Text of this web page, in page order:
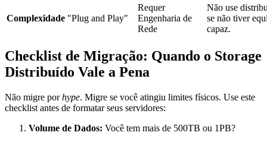
Complexidade "Plug and Play"
Requer
Engenharia de
Rede
Não use
se não tiver
capaz.
Checklist de Migração: Quando o Storage
Distribuído Vale a Pena
Não migre porhype. Migre se você atingiu limites físicos. Use este
checklist antes de formatar seus servidores:
Volume de Dados: Você tem mais de 500TB ou 1PB?